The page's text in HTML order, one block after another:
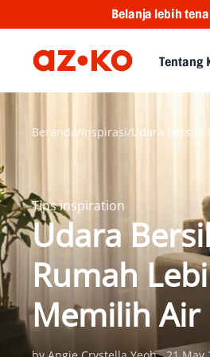
tenang dengan Garansi Tukar
Tentang
Beranda/Inspirasi/Udara Bersih,
Tips inspiration
Udara
Rumah
Memilih Air